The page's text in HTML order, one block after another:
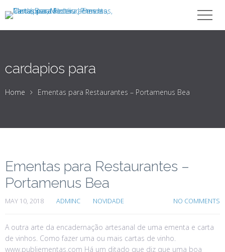
cardapios para
Home Ementas para Restaurantes – Portamenus Bea
Ementas para Restaurantes –
Portamenus Bea
MAY 10, 2018 ADMINC NOVIDADE NO COMMENTS
A outra arte da encadernação artesanal de uma ementa e carta
de vinhos. Como fazer uma ou mais cartas de vinho.
www.publiementas.com Há um ditado que diz que uma boa